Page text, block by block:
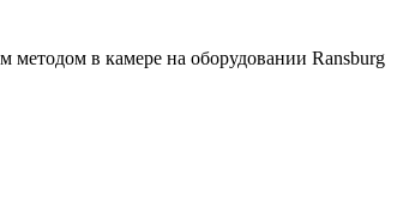
методом в камере на оборудовании Ransburg